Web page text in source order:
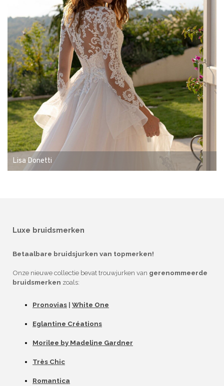
Lisa Donetti
Luxe bruidsmerken
Betaalbare bruidsjurken van topmerken!
Onze nieuwe collectie bevat trouwjurken van gerenommeerde
bruidsmerken zoals:
Pronovias | White One
Eglantine Créations
Morilee by Madeline Gardner
Très Chic
Romantica